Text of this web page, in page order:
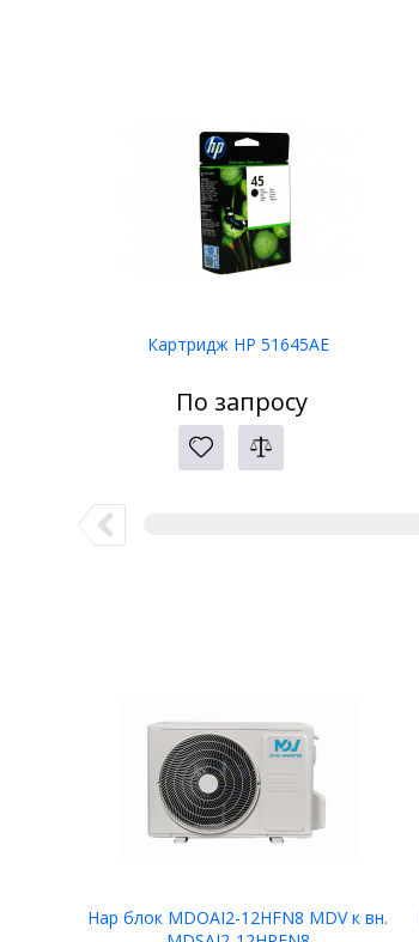
Картридж HP 51645AE
По запросу
Нар блок MDOAI2-12HFN8 MDV к вн.